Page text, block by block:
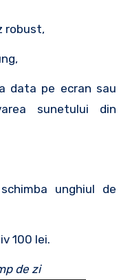
robust,
data pe ecran sau
sunetului din
unghiul de
100 lei.
de zi